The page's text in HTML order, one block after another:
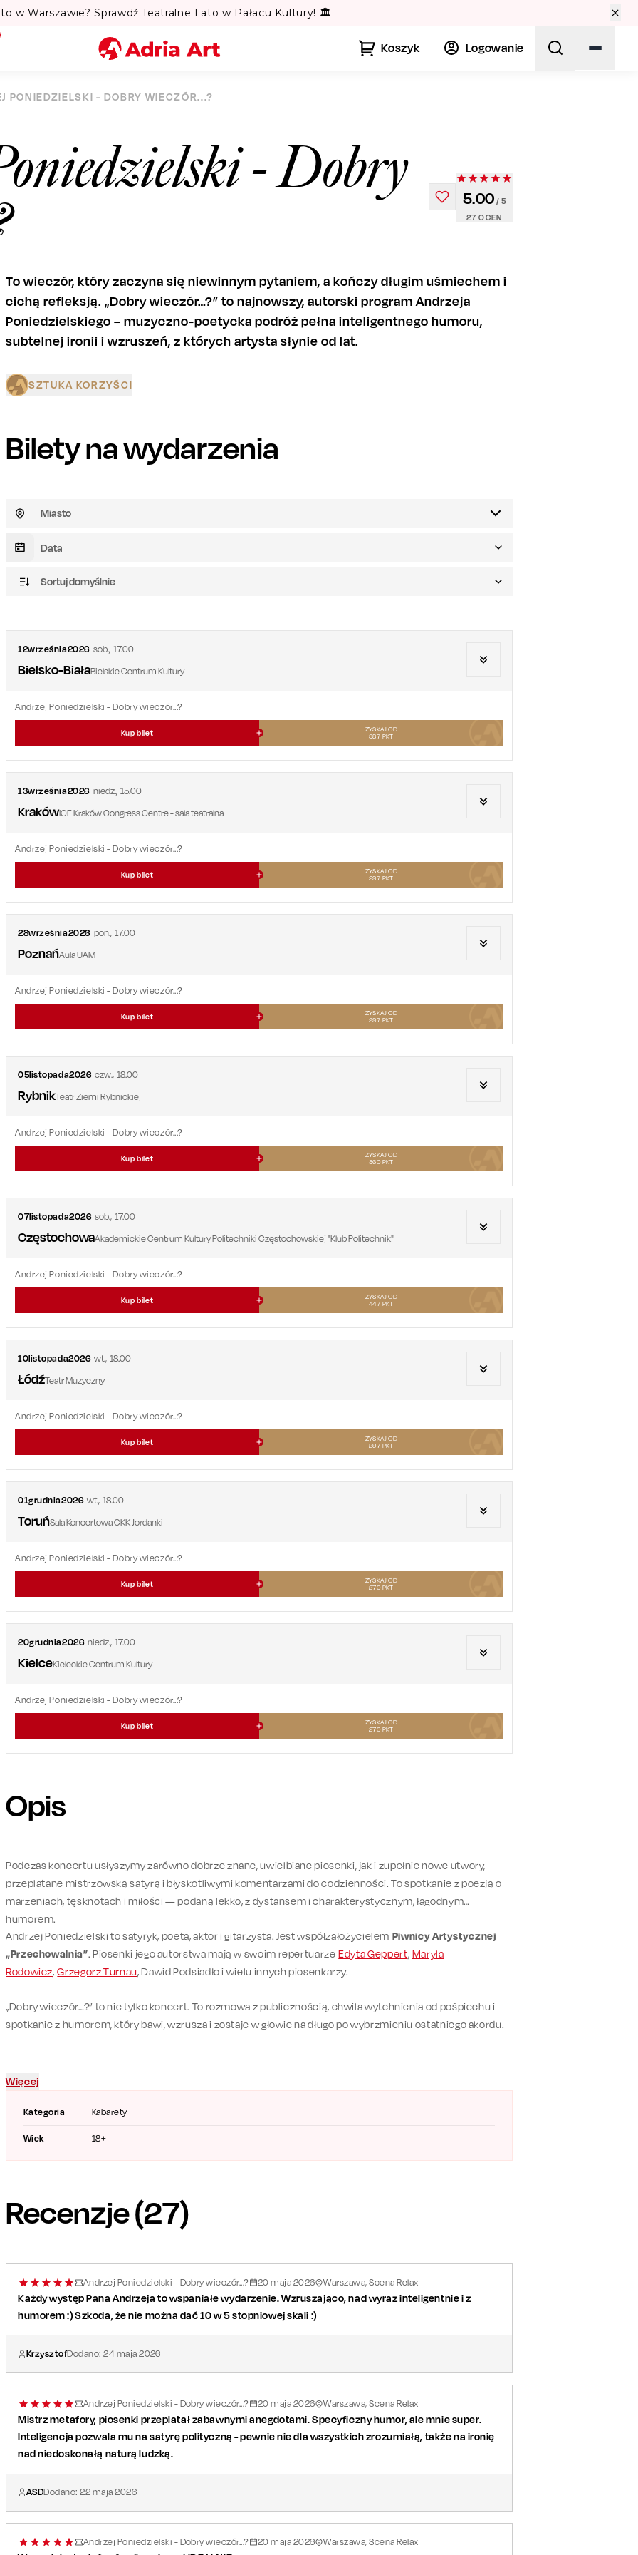
w Warszawie? Sprawdź Teatralne Lato w Pałacu Kultury! 🏛️
Koszyk Logowanie
Miasto
Szukaj
PONIEDZIELSKI - DOBRY WIECZÓR...?
- Dobry
5.00 / 5
27 OCEN
To wieczór, który zaczyna się niewinnym pytaniem, a kończy długim uśmiechem i
cichą refleksją. „Dobry wieczór…?” to najnowszy, autorski program Andrzeja
Poniedzielskiego – muzyczno-poetycka podróż pełna inteligentnego humoru,
subtelnej ironii i wzruszeń, z których artysta słynie od lat.
SZTUKA KORZYŚCI
Bilety na wydarzenia
Miasto
Sortuj domyślnie
12września2026 sob., 17.00
Bielsko-BiałaBielskie Centrum Kultury
Andrzej Poniedzielski - Dobry wieczór...?
Kup bilet
ZYSKAJ OD
387 PKT
13września2026 niedz., 15.00
KrakówICE Kraków Congress Centre - sala teatralna
Andrzej Poniedzielski - Dobry wieczór...?
Kup bilet
ZYSKAJ OD
297 PKT
28września2026 pon., 17.00
PoznańAula UAM
Andrzej Poniedzielski - Dobry wieczór...?
Kup bilet
ZYSKAJ OD
297 PKT
05listopada2026 czw.,18.00
RybnikTeatr Ziemi Rybnickiej
Andrzej Poniedzielski - Dobry wieczór...?
Kup bilet
ZYSKAJ OD
360 PKT
07listopada2026 sob.,17.00
CzęstochowaAkademickie Centrum Kultury Politechniki Częstochowskiej "Klub Politechnik"
Andrzej Poniedzielski - Dobry wieczór...?
Kup bilet
ZYSKAJ OD
447 PKT
10listopada2026 wt.,18.00
ŁódźTeatr Muzyczny
Andrzej Poniedzielski - Dobry wieczór...?
Kup bilet
ZYSKAJ OD
297 PKT
01grudnia2026 wt.,18.00
ToruńSala Koncertowa CKK Jordanki
Andrzej Poniedzielski - Dobry wieczór...?
Kup bilet
ZYSKAJ OD
270 PKT
20grudnia2026 niedz.,17.00
KielceKieleckie Centrum Kultury
Andrzej Poniedzielski - Dobry wieczór...?
Kup bilet
ZYSKAJ OD
270 PKT
Opis
Kategoria Kabarety
Wiek 18+
Podczas koncertu usłyszymy zarówno dobrze znane, uwielbiane piosenki, jak i zupełnie nowe utwory,
przeplatane mistrzowską satyrą i błyskotliwymi komentarzami do codzienności. To spotkanie z poezją o
marzeniach, tęsknotach i miłości — podaną lekko, z dystansem i charakterystycznym, łagodnym
humorem.
Andrzej Poniedzielski to satyryk, poeta, aktor i gitarzysta. Jest współzałożycielem Piwnicy Artystycznej
„Przechowalnia”. Piosenki jego autorstwa mają w swoim repertuarzeEdyta Geppert, Maryla
Rodowicz,Grzegorz Turnau, Dawid Podsiadło i wielu innych piosenkarzy.
„Dobry wieczór…?” to nie tylko koncert. To rozmowa z publicznością, chwila wytchnienia od pośpiechu i
spotkanie z humorem, który bawi, wzrusza i zostaje w głowie na długo po wybrzmieniu ostatniego akordu.
Więcej
Recenzje (27)
Andrzej Poniedzielski - Dobry wieczór...? 20 maja 2026 Warszawa, Scena Relax
Każdy występ Pana Andrzeja to wspaniałe wydarzenie. Wzruszająco, nad wyraz inteligentnie i z
humorem :) Szkoda, że nie można dać 10 w 5 stopniowej skali :)
KrzysztofDodano:24 maja 2026
Andrzej Poniedzielski - Dobry wieczór...? 20 maja 2026 Warszawa, Scena Relax
Mistrz metafory, piosenki przeplatał zabawnymi anegdotami. Specyficzny humor, ale mnie super.
Inteligencja pozwala mu na satyrę polityczną - pewnie nie dla wszystkich zrozumiałą, także na ironię
nad niedoskonałą naturą ludzką.
ASDDodano:22 maja 2026
Andrzej Poniedzielski - Dobry wieczór...? 20 maja 2026 Warszawa, Scena Relax